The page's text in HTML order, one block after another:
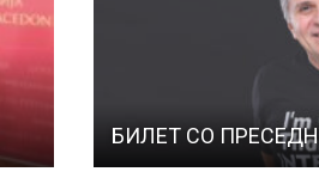
БИЛЕТ СО